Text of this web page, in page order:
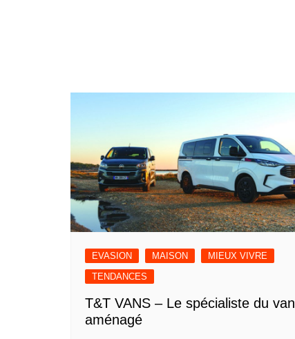
EVASION MAISON
MIEUX VIVRE
TENDANCES
T&T VANS – Le spécialiste du van
aménagé